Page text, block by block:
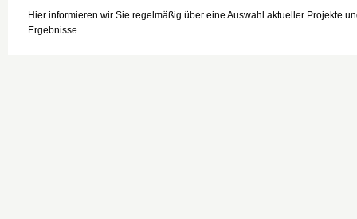
Hier informieren wir Sie regelmäßig über eine Auswahl aktueller Projekte
Ergebnisse.